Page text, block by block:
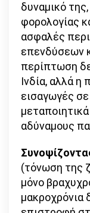
δυναμικό
φορολογίας
ασφαλές
επενδύσεων
περίπτωση
Ινδία, αλλά
εισαγωγές
αδύναμους
(τόνωση της
μόνο
μακροχρόνια